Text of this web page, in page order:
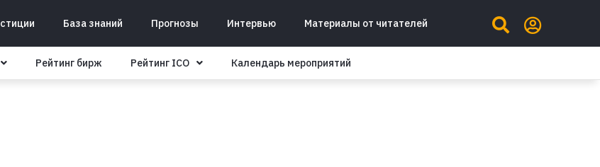
База знаний Прогнозы Интервью Материалы от читателей
Рейтинг бирж Рейтинг ICO Календарь мероприятий